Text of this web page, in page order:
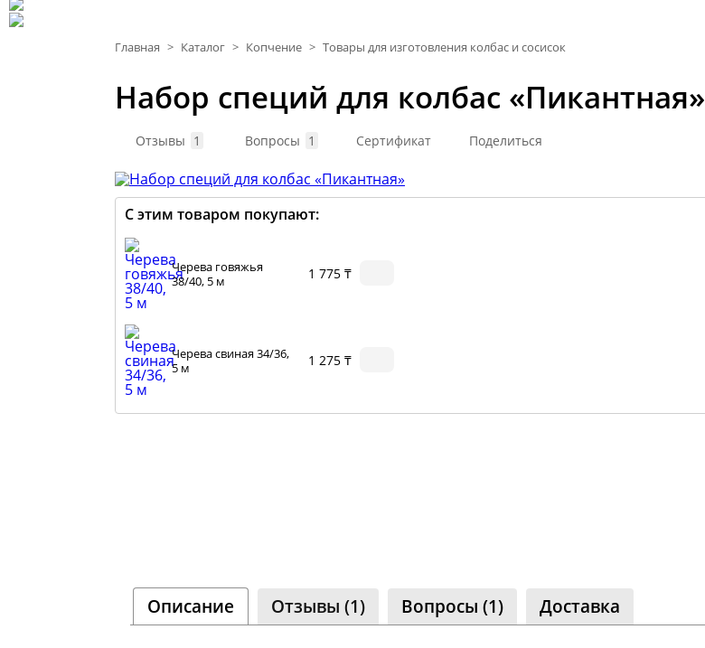
Главная > Каталог > Копчение > Товары для изготовления колбас и сосисок
Набор специй для колбас «Пикантная»
Отзывы 1 Вопросы 1 Сертификат Поделиться
С этим товаром покупают:
Черева говяжья
38/40, 5 м
1 775 ₸
Черева свиная 34/36,
5 м
1 275 ₸
Описание Отзывы (1) Вопросы (1) Доставка